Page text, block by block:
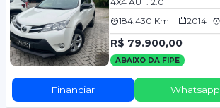
184.430 Km
2014
R$ 79.900,00
ABAIXO DA FIPE
Financiar Whatsapp